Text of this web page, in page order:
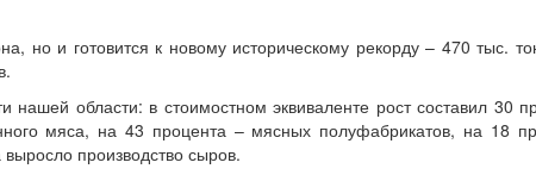
но и готовится к новому историческому рекорду – 470 тыс.
области: в стоимостном эквиваленте рост составил 30
мяса, на 43 процента – мясных полуфабрикатов, на 18
производство сыров.